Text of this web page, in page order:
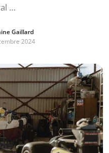
…
Gaillard
2024